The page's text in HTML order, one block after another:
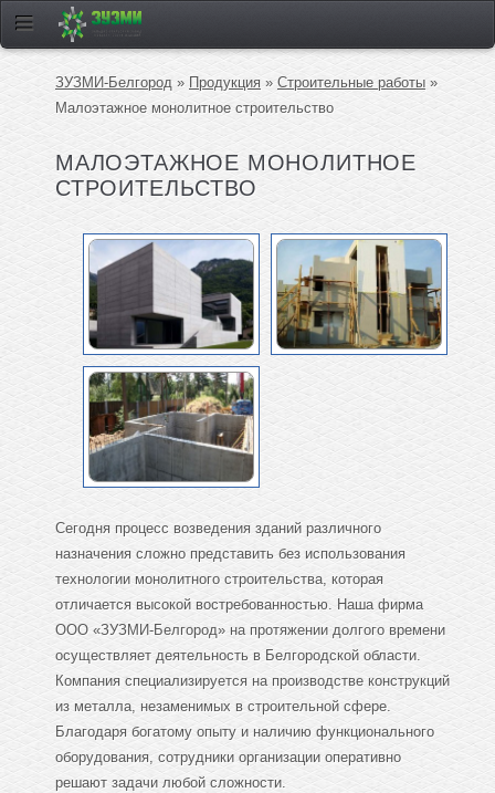
ЗУЗМИ-Белгород » Продукция » Строительные работы »
Малоэтажное монолитное строительство
МАЛОЭТАЖНОЕ МОНОЛИТНОЕ
СТРОИТЕЛЬСТВО
Сегодня процесс возведения зданий различного
назначения сложно представить без использования
технологии монолитного строительства, которая
отличается высокой востребованностью. Наша фирма
ООО «ЗУЗМИ-Белгород» на протяжении долгого времени
осуществляет деятельность в Белгородской области.
Компания специализируется на производстве конструкций
из металла, незаменимых в строительной сфере.
Благодаря богатому опыту и наличию функционального
оборудования, сотрудники организации оперативно
решают задачи любой сложности.